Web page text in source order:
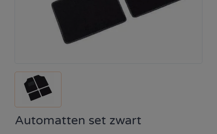
Automatten set zwart